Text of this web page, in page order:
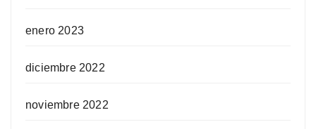
enero 2023
diciembre 2022
noviembre 2022